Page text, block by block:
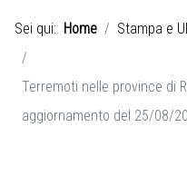
Sei qui: Home Stampa e
Terremoti nelle province di
aggiornamento del 25/08/